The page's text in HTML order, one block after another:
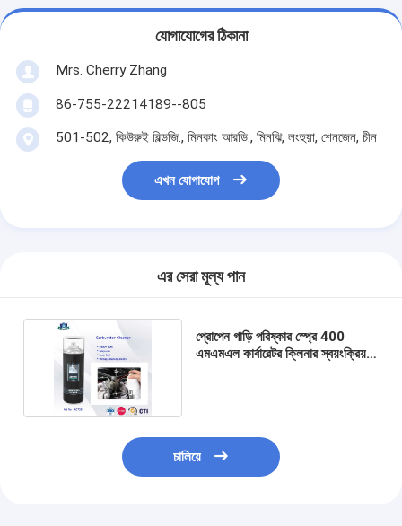
যোগাযোগের ঠিকানা
Mrs. Cherry Zhang
86-755-22214189--805
501-502, কিউরুই বিল্ডজি., মিনকাং আরডি., মিনঝি, লংহুয়া, শেনজেন, চীন
এখন যোগাযোগ
এর সেরা মূল্য পান
প্রোপেন গাড়ি পরিষ্কার স্প্রে 400
এমএমএল কার্বারেটর ক্লিনার স্বয়ংক্রিয়তা
চালিয়ে